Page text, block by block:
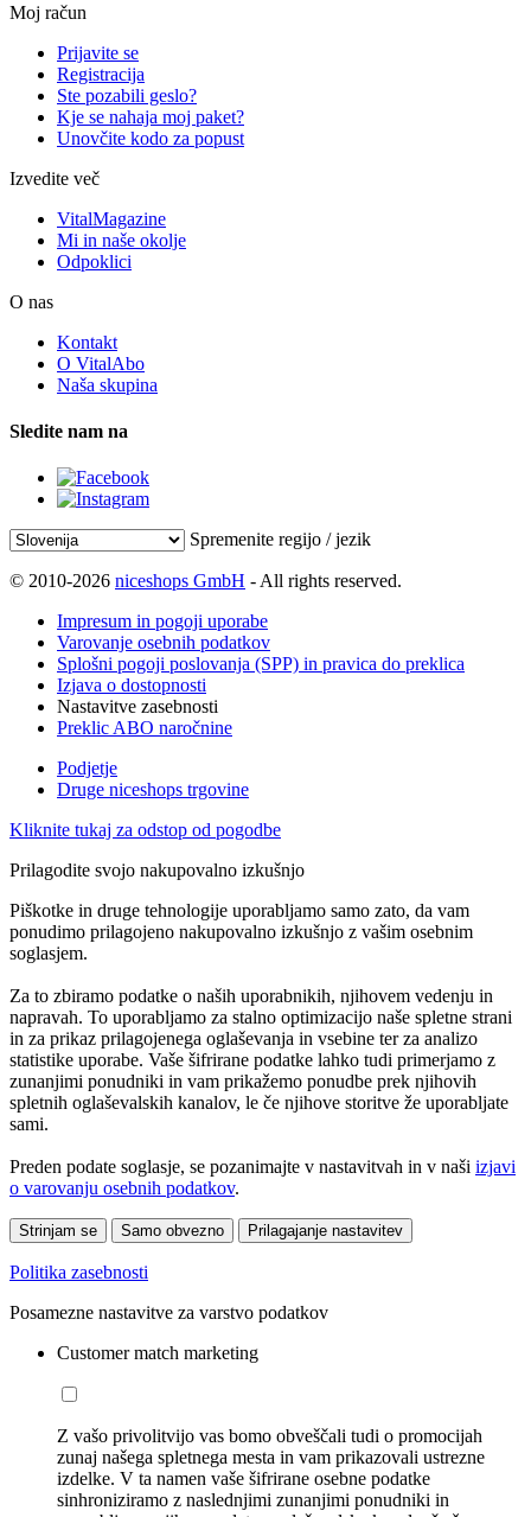
Moj račun
Prijavite se
Registracija
Ste pozabili geslo?
Kje se nahaja moj paket?
Unovčite kodo za popust
Izvedite več
VitalMagazine
Mi in naše okolje
Odpoklici
O nas
Kontakt
O VitalAbo
Naša skupina
Sledite nam na
Spremenite regijo / jezik
© 2010-2026 niceshops GmbH - All rights reserved.
Impresum in pogoji uporabe
Varovanje osebnih podatkov
Splošni pogoji poslovanja (SPP) in pravica do preklica
Izjava o dostopnosti
Nastavitve zasebnosti
Preklic ABO naročnine
Podjetje
Druge niceshops trgovine
Kliknite tukaj za odstop od pogodbe
Prilagodite svojo nakupovalno izkušnjo
Piškotke in druge tehnologije uporabljamo samo zato, da vam
ponudimo prilagojeno nakupovalno izkušnjo z vašim osebnim
soglasjem.
Za to zbiramo podatke o naših uporabnikih, njihovem vedenju in
napravah. To uporabljamo za stalno optimizacijo naše spletne strani
in za prikaz prilagojenega oglaševanja in vsebine ter za analizo
statistike uporabe. Vaše šifrirane podatke lahko tudi primerjamo z
zunanjimi ponudniki in vam prikažemo ponudbe prek njihovih
spletnih oglaševalskih kanalov, le če njihove storitve že uporabljate
sami.
Preden podate soglasje, se pozanimajte v nastavitvah in v naši izjavi
o varovanju osebnih podatkov.
Strinjam se Samo obvezno Prilagajanje nastavitev
Politika zasebnosti
Posamezne nastavitve za varstvo podatkov
Customer match marketing
Z vašo privolitvijo vas bomo obveščali tudi o promocijah
zunaj našega spletnega mesta in vam prikazovali ustrezne
izdelke. V ta namen vaše šifrirane osebne podatke
sinhroniziramo z naslednjimi zunanjimi ponudniki in